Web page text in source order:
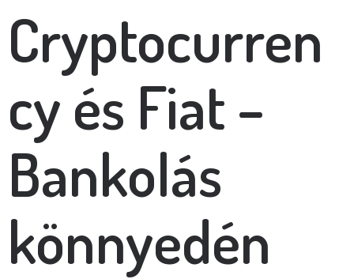
Cryptocurren
cy és Fiat –
Bankolás
könnyedén